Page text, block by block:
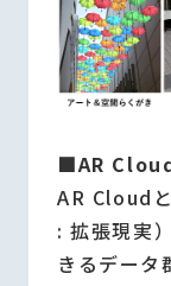
■AR
AR Cloud
: 拡張現実
きるデータ